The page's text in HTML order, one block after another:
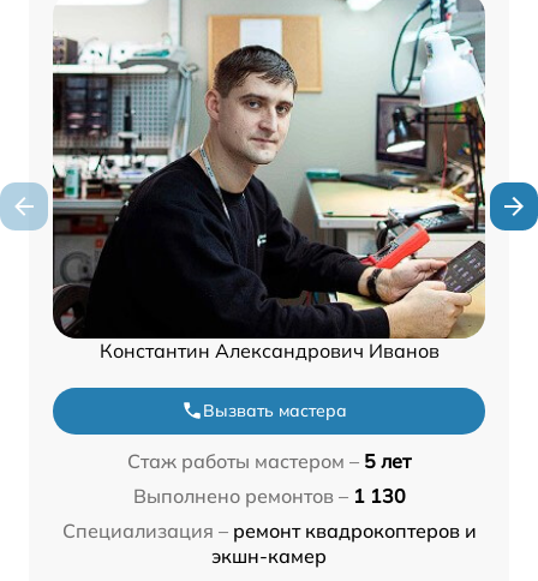
Константин Александрович Иванов
Вызвать мастера
Стаж работы мастером – 5 лет
Выполнено ремонтов – 1 130
Специализация – ремонт квадрокоптеров и
экшн-камер